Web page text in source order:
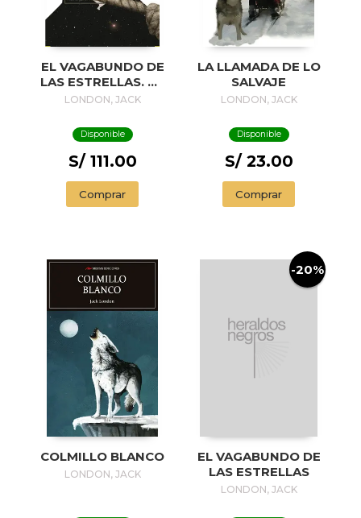
EL VAGABUNDO DE
LAS ESTRELLAS. NE
2019
LONDON, JACK
Disponible
S/ 111.00
Comprar
LA LLAMADA DE LO
SALVAJE
LONDON, JACK
Disponible
S/ 23.00
Comprar
COLMILLO BLANCO
LONDON, JACK
-20%
EL VAGABUNDO DE
LAS ESTRELLAS
LONDON, JACK